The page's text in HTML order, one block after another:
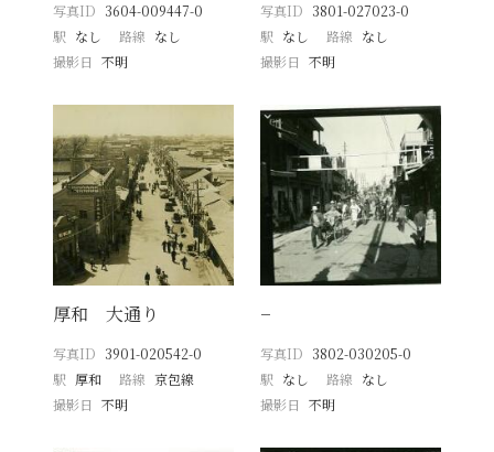
写真ID 3604-009447-0
駅 なし 路線 なし
撮影日
不明
写真ID 3801-027023-0
駅 なし 路線 なし
撮影日 不明
厚和 大通り
写真ID 3901-020542-0
駅 厚和 路線 京包線
撮影日
不明
−
写真ID 3802-030205-0
駅 なし 路線 なし
撮影日 不明